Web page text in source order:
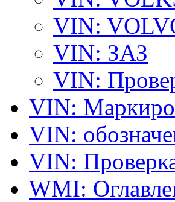
VIN:
VIN: ЗАЗ
VIN:
VIN:
VIN:
VIN:
WMI: